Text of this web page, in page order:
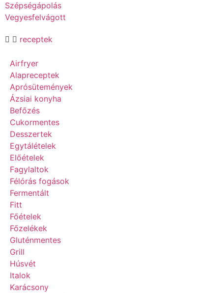
Szépségápolás
Vegyesfelvágott
receptek
Airfryer
Alapreceptek
Aprósütemények
Ázsiai konyha
Befőzés
Cukormentes
Desszertek
Egytálételek
Előételek
Fagylaltok
Félórás fogások
Fermentált
Fitt
Főételek
Főzelékek
Gluténmentes
Grill
Húsvét
Italok
Karácsony